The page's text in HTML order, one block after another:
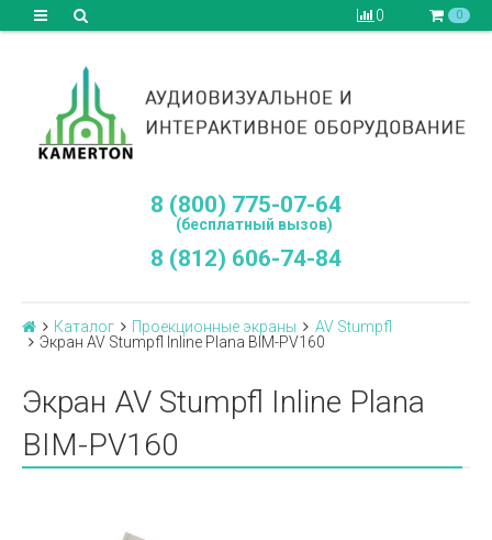
0 0
8 (800) 775-07-64
(бесплатный вызов)
8 (812) 606-74-84
Каталог Проекционные экраны
AV Stumpfl
Экран AV Stumpfl Inline Plana BIM-PV160
Экран AV Stumpfl Inline Plana
BIM-PV160